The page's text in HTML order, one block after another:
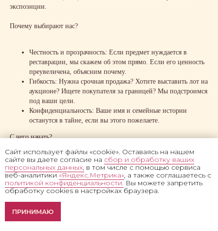
Сайт использует файлы «cookie». Оставаясь на нашем
сайте вы даете согласие на сбор и обработку ваших
персональных данных, в том числе с помощью сервиса
веб-аналитики«Яндекс.Метрика», а также соглашаетесь с
политикой конфиденциальности.Вы можете запретить
обработку cookies в настройках браузера.
ПРИНИМАЮ
экспозиции.
Почему выбирают нас?
Честность и прозрачность: Если предмет нуждается в
реставрации, мы скажем об этом прямо. Если его ценность
преувеличена, объясним почему.
Гибкость: Нужна срочная продажа? Хотите выставить лот на
аукционе? Ищете покупателя за границей? Мы подстроимся
под ваши цели.
Конфиденциальность: Ваше имя и семейные истории
останутся в тайне, если вы этого пожелаете.
С чего начать?
Сфотографируйте предмет при естественном освещении, уделяя
внимание деталям (оборот, клейма, повреждения), и отправьте
снимки вWhatsAppилиTelegram. Даже по фотографии мы
сможем определить:
Эпоху создания и художественную школу (для икон).
Рыночную стоимость (с примерами аналогичных продаж).
Наиболее выгодный формат сделки.